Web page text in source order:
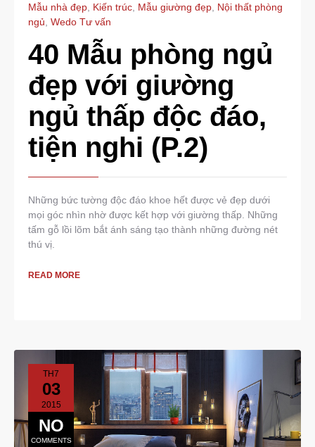
Mẫu nhà đẹp Kiến trúc Mẫu giường đẹp Nội thất phòng
ngủ Wedo Tư vấn
40 Mẫu phòng ngủ
đẹp với giường
ngủ thấp độc đáo,
tiện nghi (P.2)
Những bức tường độc đáo khoe hết được vẻ đẹp dưới
mọi góc nhìn nhờ được kết hợp với giường thấp. Những
tấm gỗ lồi lõm bắt ánh sáng tạo thành những đường nét
thú vị.
READ MORE
TH7
03
2015
NO
COMMENTS